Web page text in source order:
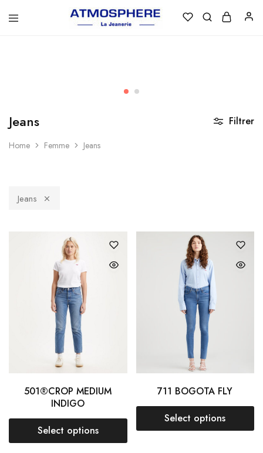
Jeans
Home Femme Jeans
Filtrer
Jeans
501®CROP MEDIUM
INDIGO
Select options
711 BOGOTA FLY
Select options